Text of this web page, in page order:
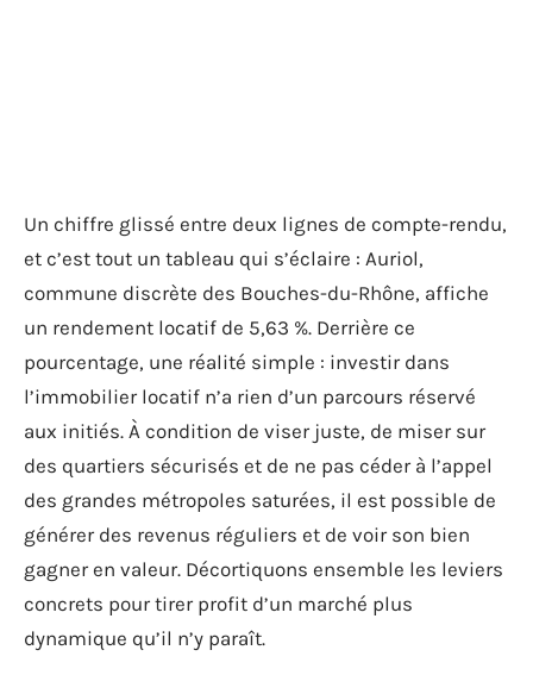
Un chiffre glissé entre deux lignes de compte-rendu,
et c’est tout un tableau qui s’éclaire : Auriol,
commune discrète des Bouches-du-Rhône, affiche
un rendement locatif de 5,63 %. Derrière ce
pourcentage, une réalité simple : investir dans
l’immobilier locatif n’a rien d’un parcours réservé
aux initiés. À condition de viser juste, de miser sur
des quartiers sécurisés et de ne pas céder à l’appel
des grandes métropoles saturées, il est possible de
générer des revenus réguliers et de voir son bien
gagner en valeur. Décortiquons ensemble les leviers
concrets pour tirer profit d’un marché plus
dynamique qu’il n’y paraît.